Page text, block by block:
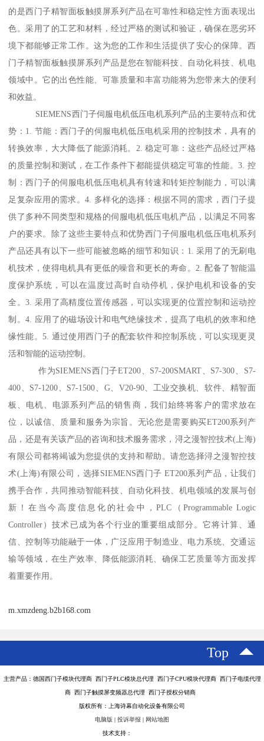
的是西门子精智面板触摸屏系列产品在可靠性和稳定性方面表现出
色。采用了的工艺和材料，经过严格的测试和验证，确保在恶劣环
境下都能够正常工作。这为您的工作和生活提供了安心的保障。西
门子精智面板触摸屏系列产品是您在智能科技、自动化科技、机电
领域中。它的出色性能、可靠质量和丰富功能将为您带来大的便利
和效益。
SIEMENS西门子伺服电机低压电机系列产品的主要特点和优
势：1. 节能：西门子的伺服电机低压电机采用的控制技术，具有的
转换效率，大大降低了能源消耗。2. 稳定可靠：这些产品经过严格
的质量控制和测试，在工作条件下都能提供稳定可靠的性能。3. 控
制：西门子的伺服电机低压电机具有转速和转矩控制能力，可以满
足复杂应用的需求。4. 多样化的选择：根据不同的需求，西门子提
供了多种不同类型和规格的伺服电机低压电机产品，以满足不同客
户的要求。除了这些主要特点和优势西门子伺服电机低压电机系列
产品还具有以下一些可能被忽略的细节和知识：1. 采用了的无刷电
机技术，使得电机具有更低的噪音和更长的寿命。2. 配备了智能温
度保护系统，可以在温度过高时自动停机，保护电机和设备的安
全。3. 采用了高精度位置传感器，可以实现更的位置控制和运动控
制。4. 应用了的磁场设计和电气绝缘技术，提髙了电机的效率和绝
缘性能。5. 通过使用西门子的配套软件和控制系统，可以实现更灵
活和智能的运动控制。
作为SIEMENS西门子ET200、S7-200SMART、S7-300、S7-
400、S7-1200、S7-1500、G、V20-90、工业交换机、软件、精智面
板、电机、电源系列产品的销售商，我们始终将客户的需求放在
位，以诚信、质量和服务为宗旨。无论您是需要购买ET200系列产
品，还是有关该产品的咨询和技术服务需求，浔之漫智控技术(上海)
有限公司都将竭诚为您提供的支持和帮助。请您选择浔之漫智控技
术(上海)有限公司，选择SIEMENS西门子 ET200系列产品，让我们
携手合作，共同推动智能科技、自动化科技、机电领域的发展与创
新！在当今高度信息化的社会中，PLC（Programmable Logic
Controller）技术已成为各个行业的重要组成部分。它将计算、通
信、控制等功能融于一体，广泛应用于制造业、电力系统、交通运
输等领域，在生产效率、降低能源消耗、确保工艺质量等方面发挥
着重要作用。
m.xmzdeng.b2b168.com
Top
主营产品：德国西门子模块代理商 西门子PLC模块总代理 西门子CPU模块代理商 西门子电缆代理
商 西门子触摸屏变频器总代理 西门子授权分销商
版权所有：上海诗幕自动化设备有限公司
电脑版 | 投诉举报 | 网站地图
技术支持：